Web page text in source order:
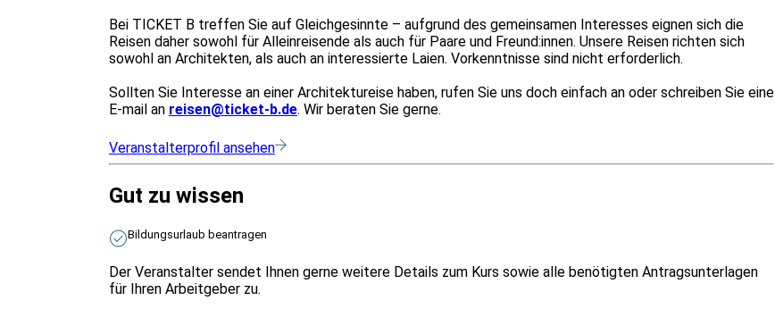
Bei TICKET B treffen Sie auf Gleichgesinnte – aufgrund des gemeinsamen Interesses eignen sich die
Reisen daher sowohl für Alleinreisende als auch für Paare und Freund:innen. Unsere Reisen richten sich
sowohl an Architekten, als auch an interessierte Laien. Vorkenntnisse sind nicht erforderlich.
Sollten Sie Interesse an einer Architektureise haben, rufen Sie uns doch einfach an oder schreiben Sie eine
E-mail an reisen@ticket-b.de. Wir beraten Sie gerne.
Veranstalterprofil ansehen
Gut zu wissen
Bildungsurlaub beantragen
Der Veranstalter sendet Ihnen gerne weitere Details zum Kurs sowie alle benötigten Antragsunterlagen
für Ihren Arbeitgeber zu.